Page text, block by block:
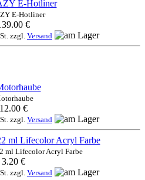
E-Hotliner
€
zzgl. Versand
12.00 €
zzgl. Versand
ml Lifecolor Acryl Farbe
3.20 €
zzgl. Versand